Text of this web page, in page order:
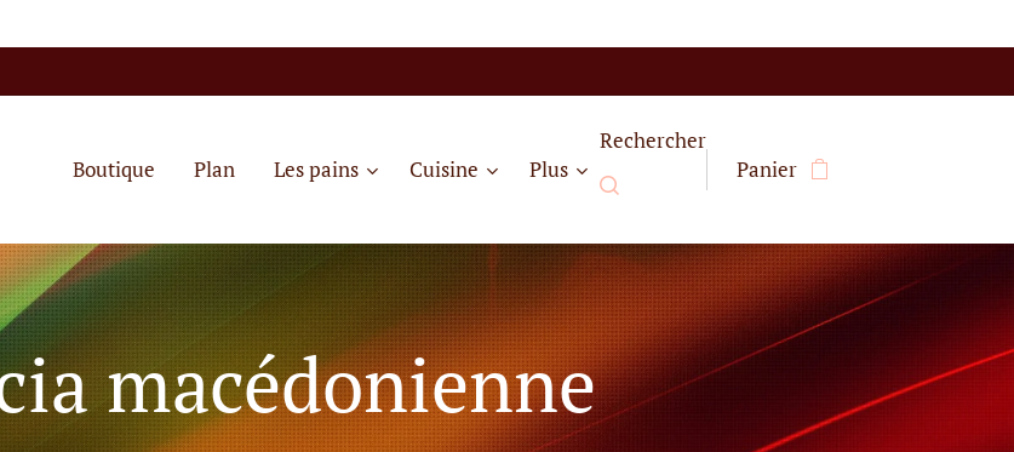
Boutique Plan Les pains Cuisine Plus
Rechercher
Panier
macédonienne